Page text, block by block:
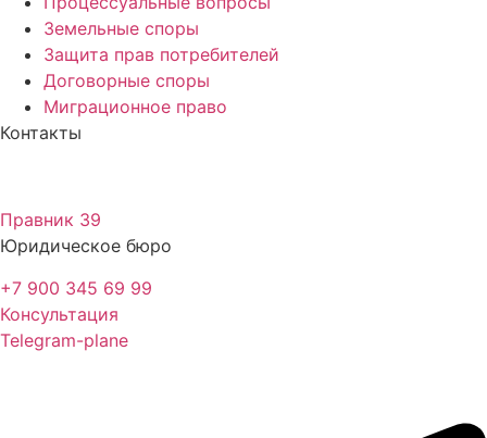
Земельные споры
Защита прав потребителей
Договорные споры
Миграционное право
Контакты
Правник 39
Юридическое бюро
+7 900 345 69 99
Консультация
Telegram-plane